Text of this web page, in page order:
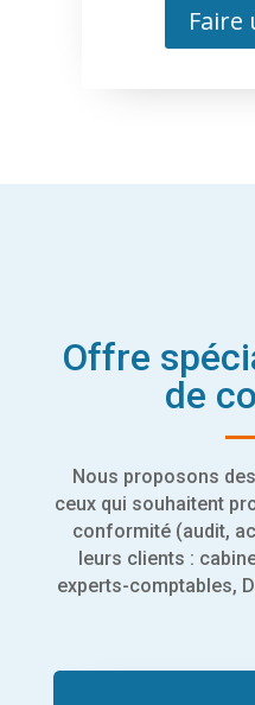
Faire
Offre
de
Nous proposons
ceux qui souhaitent
conformité (audit,
leurs clients :
experts-comptables,